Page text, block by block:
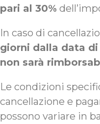
pari al 30%
In caso di
giorni dalla data di
non sarà
Le condizioni
cancellazione e
possono variare in